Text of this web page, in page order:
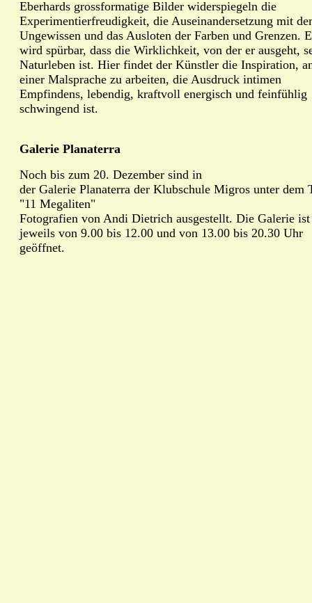
Eberhards grossformatige Bilder widerspiegeln die
Experimentierfreudigkeit, die Auseinandersetzung mit
Ungewissen und das Ausloten der Farben und Grenzen.
wird spürbar, dass die Wirklichkeit, von der er ausgeht,
Naturleben ist. Hier findet der Künstler die Inspiration,
einer Malsprache zu arbeiten, die Ausdruck intimen
Empfindens, lebendig, kraftvoll energisch und feinfühlig
schwingend ist.
Galerie Planaterra
Noch bis zum 20. Dezember sind in
der Galerie Planaterra der Klubschule Migros unter dem
"11 Megaliten"
Fotografien von Andi Dietrich ausgestellt. Die Galerie ist
jeweils von 9.00 bis 12.00 und von 13.00 bis 20.30 Uhr
geöffnet.